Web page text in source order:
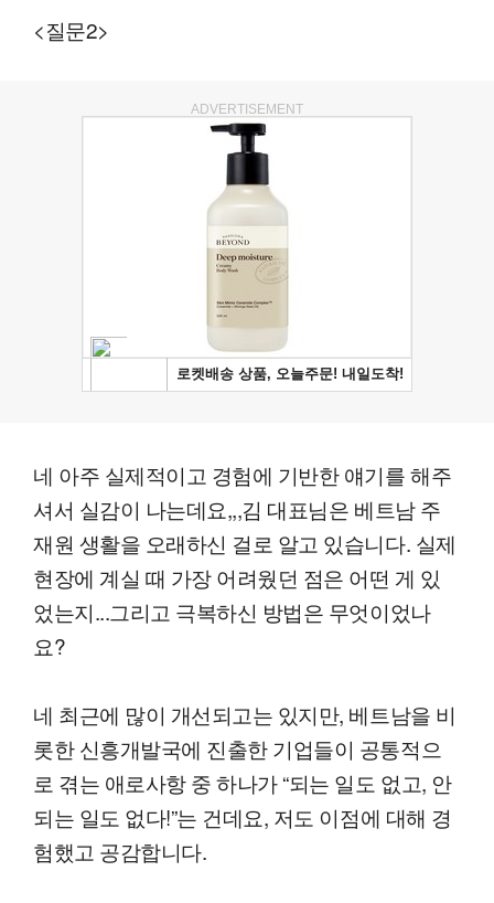
<질문2>
ADVERTISEMENT
네 아주 실제적이고 경험에 기반한 얘기를 해주
셔서 실감이 나는데요,,,김 대표님은 베트남 주
재원 생활을 오래하신 걸로 알고 있습니다. 실제
현장에 계실 때 가장 어려웠던 점은 어떤 게 있
었는지...그리고 극복하신 방법은 무엇이었나
요?
네 최근에 많이 개선되고는 있지만, 베트남을 비
롯한 신흥개발국에 진출한 기업들이 공통적으
로 겪는 애로사항 중 하나가 “되는 일도 없고, 안
되는 일도 없다!”는 건데요, 저도 이점에 대해 경
험했고 공감합니다.